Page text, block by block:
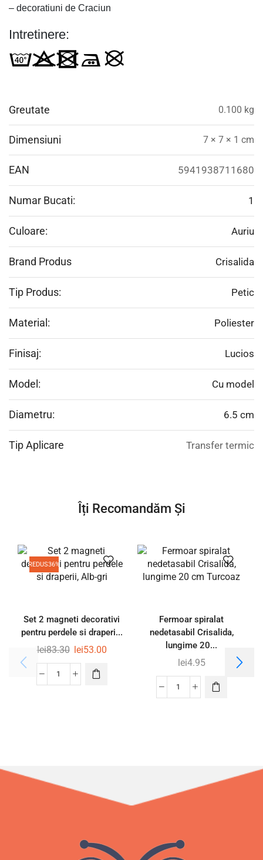
– decoratiuni de Craciun
Intretinere:
Greutate 0.100 kg
Dimensiuni 7 × 7 × 1 cm
EAN 5941938711680
Numar Bucati: 1
Culoare: Auriu
Brand Produs Crisalida
Tip Produs: Petic
Material: Poliester
Finisaj: Lucios
Model: Cu model
Diametru: 6.5 cm
Tip Aplicare Transfer termic
Îți Recomandăm Și
REDUS36%
Set 2 magneti decorativi
pentru perdele si draperi...
lei83.30 lei53.00
Fermoar spiralat
nedetasabil Crisalida,
lungime 20...
lei4.95